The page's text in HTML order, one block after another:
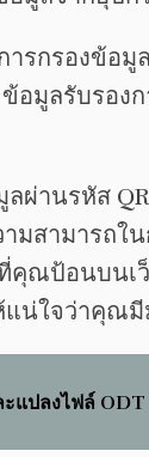
รกรองข้อ
มูลรับรอง
ผ่านรหัส
สามารถใ
ณป้อนบนเ
น่ใจว่าคุณ
แปลงไฟล์ ODT